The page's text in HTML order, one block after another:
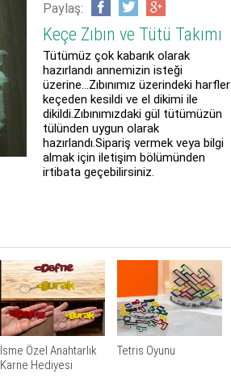
Paylaş:
Keçe Zıbın ve Tütü Takımı
Tütümüz çok kabarık olarak
hazırlandı annemizin isteği
üzerine...Zıbınımız üzerindeki harfler
keçeden kesildi ve el dikimi ile
dikildi.Zıbınımızdaki gül tütümüzün
tülünden uygun olarak
hazırlandı.Sipariş vermek veya bilgi
almak için iletişim bölümünden
irtibata geçebilirsiniz.
İsme Özel Anahtarlık
Karne Hediyesi
Tetris Oyunu